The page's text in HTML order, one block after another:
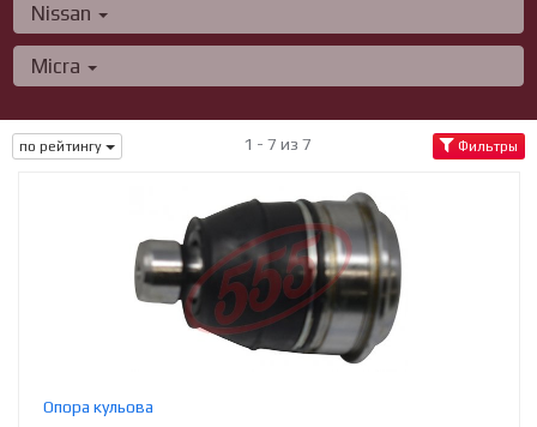
Nissan
Micra
по рейтингу 1 - 7 из 7 Фильтры
Опора кульова